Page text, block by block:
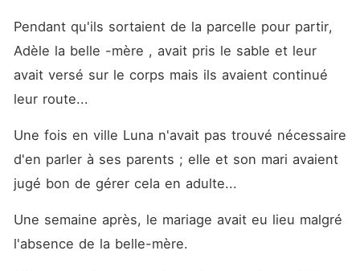
Pendant qu'ils sortaient de la parcelle pour partir,
Adèle la belle -mère , avait pris le sable et leur
avait versé sur le corps mais ils avaient continué
leur route...
Une fois en ville Luna n'avait pas trouvé nécessaire
d'en parler à ses parents ; elle et son mari avaient
jugé bon de gérer cela en adulte...
Une semaine après, le mariage avait eu lieu malgré
l'absence de la belle-mère.